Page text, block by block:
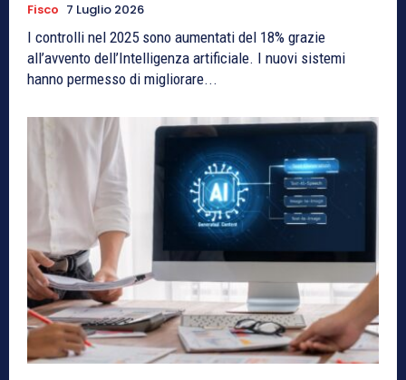
Fisco 7 Luglio 2026
I controlli nel 2025 sono aumentati del 18% grazie
all’avvento dell’Intelligenza artificiale. I nuovi sistemi
hanno permesso di migliorare...